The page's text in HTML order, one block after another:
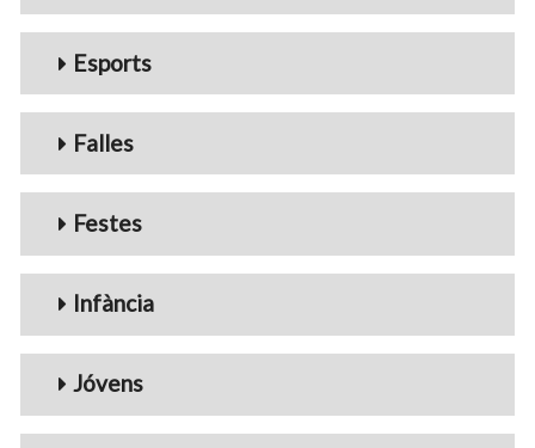
Esports
Falles
Festes
Infància
Jóvens